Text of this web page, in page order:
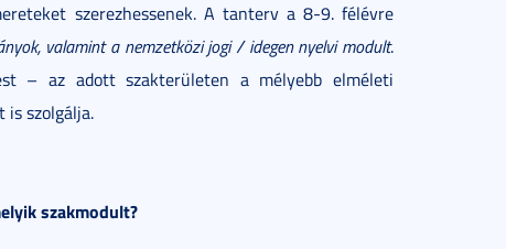
szerezhessenek. A tanterv a 8-9. félévre
valamint a nemzetközi jogi / idegen nyelvi modult.
– az adott szakterületen a mélyebb elméleti
is szolgálja.
szakmodult?